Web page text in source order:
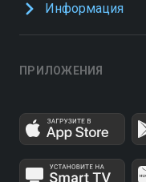
Информация
ПРИЛОЖЕНИЯ